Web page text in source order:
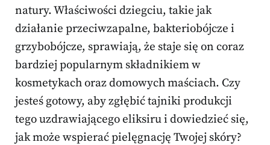
natury. Właściwości dziegciu, takie jak
działanie przeciwzapalne, bakteriobójcze i
grzybobójcze, sprawiają, że staje się on coraz
bardziej popularnym składnikiem w
kosmetykach oraz domowych maściach. Czy
jesteś gotowy, aby zgłębić tajniki produkcji
tego uzdrawiającego eliksiru i dowiedzieć się,
jak może wspierać pielęgnację Twojej skóry?